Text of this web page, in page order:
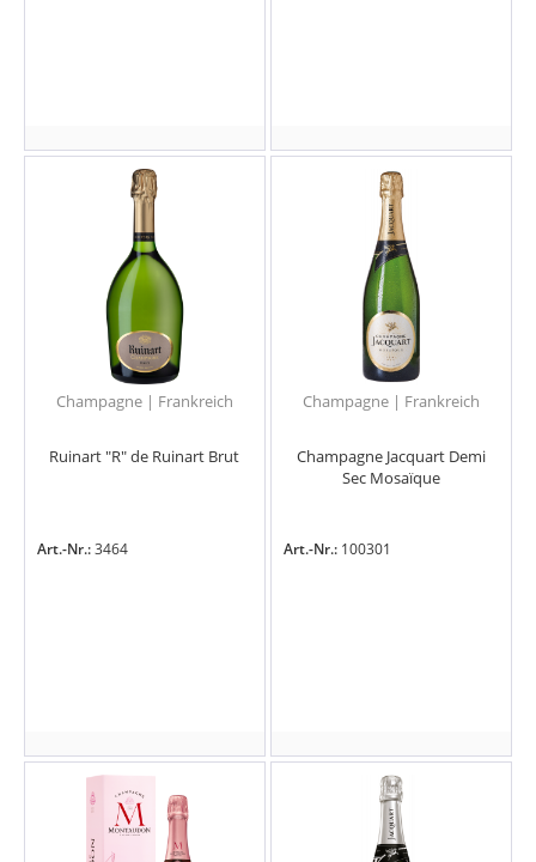
Champagne | Frankreich
Ruinart "R" de Ruinart Brut
Art.-Nr.:3464
Champagne | Frankreich
Champagne Jacquart Demi
Sec Mosaïque
Art.-Nr.: 100301